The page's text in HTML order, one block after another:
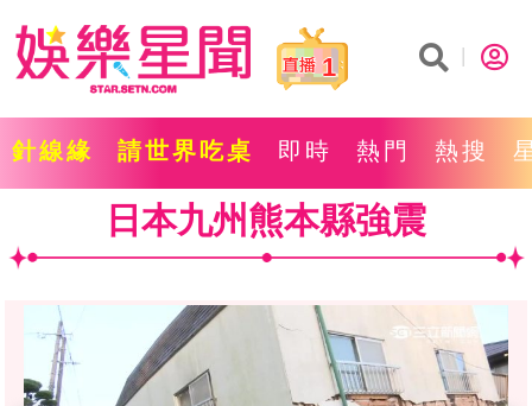
1
針線緣 請世界吃桌 即時 熱門 熱搜
日本九州熊本縣強震